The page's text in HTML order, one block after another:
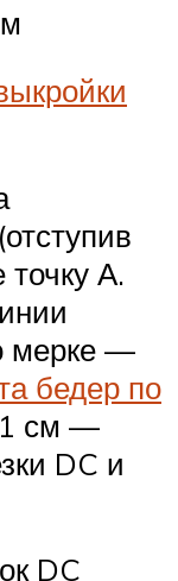
точку А.
мерке —
бедер по
см —
DC и
DC